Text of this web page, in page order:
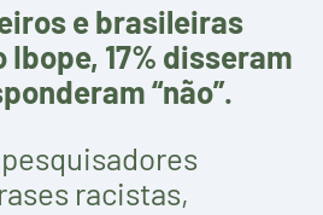
e brasileiras
17% disseram
“não”.
racistas,